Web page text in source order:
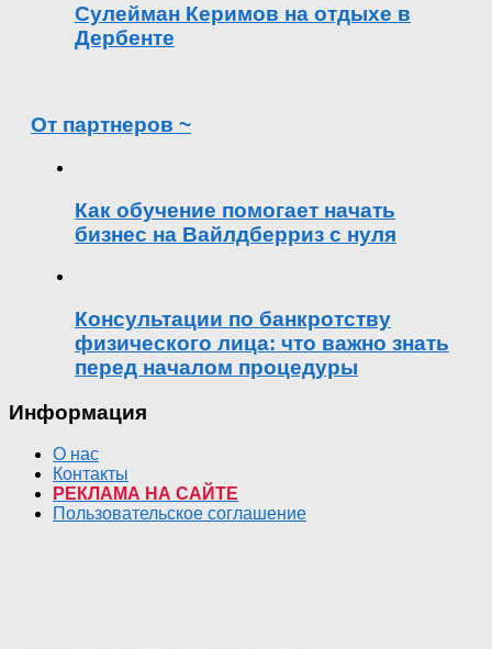
Сулейман Керимов на отдыхе в
Дербенте
От партнеров ~
Как обучение помогает начать
бизнес на Вайлдберриз с нуля
Консультации по банкротству
физического лица: что важно знать
перед началом процедуры
Информация
О нас
Контакты
РЕКЛАМА НА САЙТЕ
Пользовательское соглашение